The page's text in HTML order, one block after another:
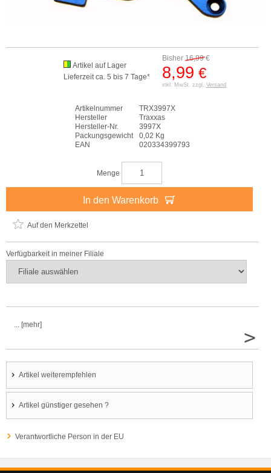
Bisher 16,99€
8,99 €
inkl. MwSt. zzgl. Versand
Artikel auf Lager
Lieferzeit ca. 5 bis 7 Tage*
Artikelnummer
TRX3997X
Hersteller
Traxxas
Hersteller-Nr.
3997X
Packungsgewicht
0,02 Kg
EAN
020334399793
Menge
In den Warenkorb
Auf den Merkzettel
Verfügbarkeit in meiner Filiale
... [mehr]
>
Artikel weiterempfehlen
Artikel günstiger gesehen ?
Verantwortliche Person in der EU